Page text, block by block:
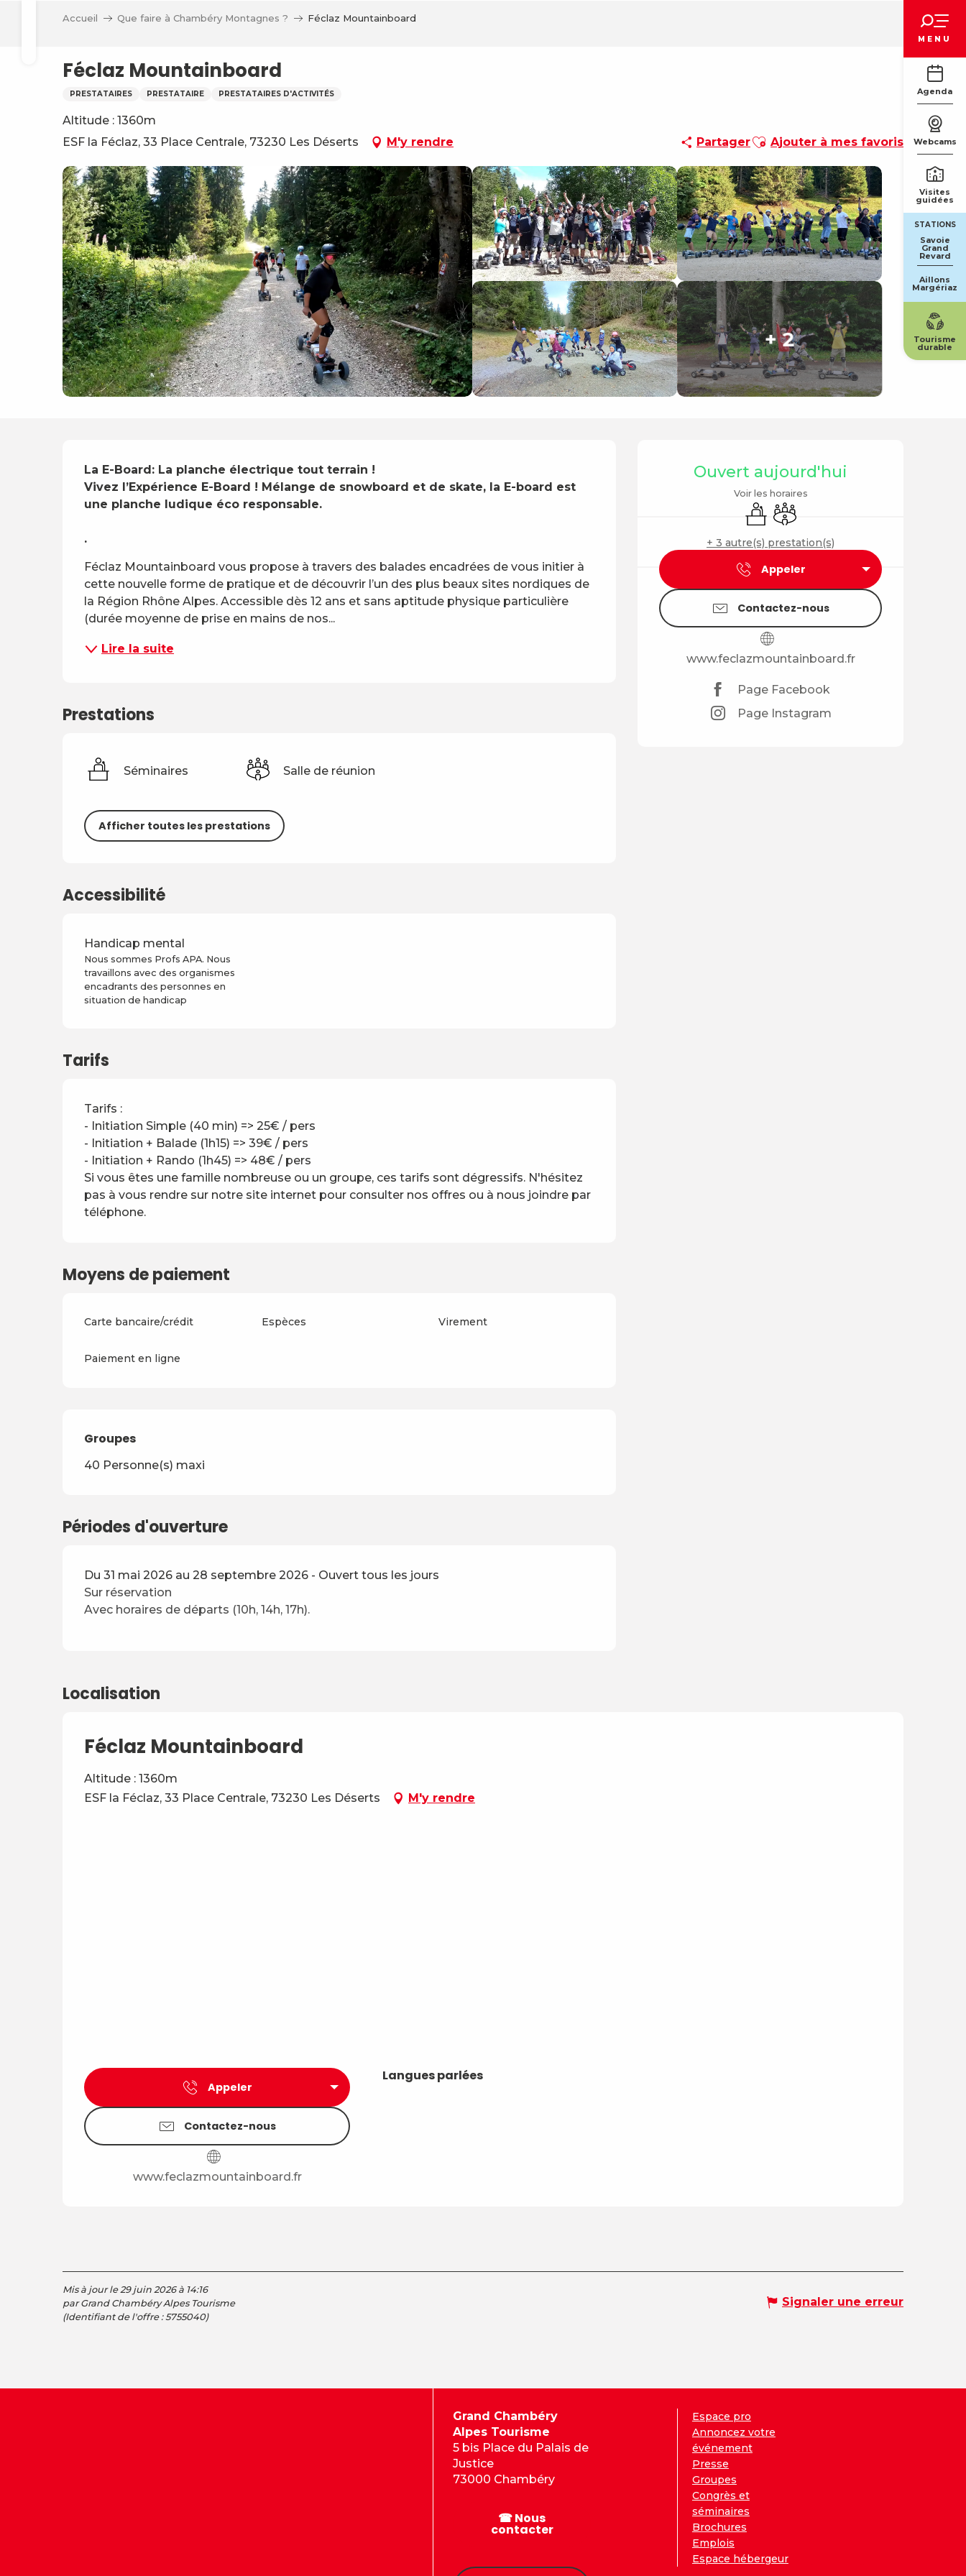
MENU
Agenda
Webcams
Visites
guidées
STATIONS
Savoie
Grand
Revard
Aillons
Margériaz
Tourisme
durable
Accueil Que faire à Chambéry Montagnes ? Féclaz Mountainboard
Féclaz Mountainboard
PRESTATAIRES PRESTATAIRE PRESTATAIRES D'ACTIVITÉS
Altitude : 1360m
ESF la Féclaz, 33 Place Centrale, 73230 Les Déserts
M'y rendre PartagerAjouter aux favoris
Ajouter à mes favoris
+ 2
Ouverture et
Ouvert aujourd'hui
Voir les horaires
SéminairesSalle de réunion
+ 3 autre(s) prestation(s)
Appeler
Contactez-nous
www.feclazmountainboard.fr
Page Facebook
Page Instagram
Description
La E-Board: La planche électrique tout terrain !
Vivez l’Expérience E-Board ! Mélange de snowboard et de skate, la E-board est
une planche ludique éco responsable.
.
Féclaz Mountainboard vous propose à travers des balades encadrées de vous initier à
cette nouvelle forme de pratique et de découvrir l’un des plus beaux sites nordiques de
la Région Rhône Alpes. Accessible dès 12 ans et sans aptitude physique particulière
(durée moyenne de prise en mains de nos...
Lire la suite
Prestations
Séminaires Salle de réunion
Afficher toutes les prestations
Accessibilité
Handicap mental
Nous sommes Profs APA. Nous
travaillons avec des organismes
encadrants des personnes en
situation de handicap
Tarifs
Tarifs :
- Initiation Simple (40 min) => 25€ / pers
- Initiation + Balade (1h15) => 39€ / pers
- Initiation + Rando (1h45) => 48€ / pers
Si vous êtes une famille nombreuse ou un groupe, ces tarifs sont dégressifs. N'hésitez
pas à vous rendre sur notre site internet pour consulter nos offres ou à nous joindre par
téléphone.
Moyens de paiement
Carte bancaire/crédit Espèces Virement
Paiement en ligne
Groupes
Groupes
40 Personne(s) maxi
Périodes d'ouverture
Du 31 mai 2026 au 28 septembre 2026 - Ouvert tous les jours
Sur réservation
Avec horaires de départs (10h, 14h, 17h).
Localisation
Féclaz Mountainboard
Altitude : 1360m
ESF la Féclaz, 33 Place Centrale, 73230 Les Déserts
M'y rendre
Appeler
Contactez-nous
www.feclazmountainboard.fr
Langues parlées
Langues parlées
Mis à jour le 29 juin 2026 à 14:16
par Grand Chambéry Alpes Tourisme
(Identifiant de l'offre :5755040)
Signaler une erreur
Grand Chambéry
Alpes Tourisme
5 bis Place du Palais de
Justice
73000 Chambéry
☎ Nous
contacter
Espace pro
Annoncez votre
événement
Presse
Groupes
Congrès et
séminaires
Brochures
Emplois
Espace hébergeur